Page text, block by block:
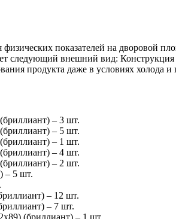
физических показателей на дворовой
следующий внешний вид:
продукта даже в условиях холода
– 3 шт.
– 5 шт.
– 1 шт.
– 4 шт.
– 2 шт.
– 5 шт.
– 12 шт.
– 7 шт.
(бриллиант) – 1 шт.